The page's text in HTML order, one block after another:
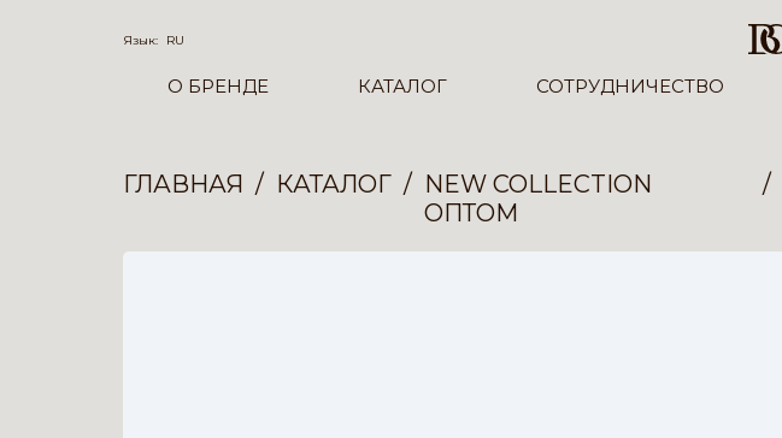
Язык: RU
О БРЕНДЕ КАТАЛОГ СОТРУДНИЧЕСТВО
ГЛАВНАЯ КАТАЛОГ
NEW COLLECTION
ОПТОМ